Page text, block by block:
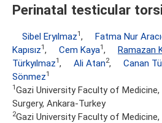
Perinatal testicular
Sibel Eryılmaz1 , Fatma Nur
Kapısız1 , Cem Kaya1 , Ramazan
Türkyılmaz1 , Ali Atan2, Canan
Sönmez1
1 Gazi University Faculty of
Surgery, Ankara-Turkey
2Gazi University Faculty of